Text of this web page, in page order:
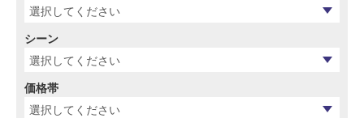
シーン
価格帯